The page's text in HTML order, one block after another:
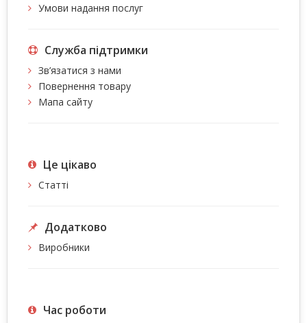
Умови надання послуг
Служба підтримки
Зв’язатися з нами
Повернення товару
Мапа сайту
Це цiкаво
Статті
Додатково
Виробники
Час роботи